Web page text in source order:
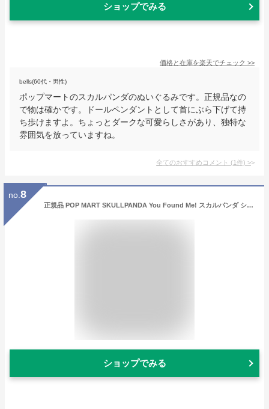
ショップでみる
価格と在庫を楽天でチェック >>
bells(60代・男性)
ポップマートのスカルパンダのぬいぐるみです。正規品なの
で物は確かです。ドールペンダントとして首にぶら下げて持
ち歩けますよ。ちょっとダークな可愛らしさがあり、独特な
雰囲気を放っていますね。
全てのおすすめコメント (1件) >
no. 8
正規品 POP MART SKULLPANDA You Found Me! スカルパンダ シリーズ ぬいぐるみ ペンダント 1ピース ポップマート フィギュア ランダム1種 おもちゃ ソフビ キャラクター 誕生日 プレゼント 雑貨 ラブブ JAPAN labubu ユ00572
ショップでみる